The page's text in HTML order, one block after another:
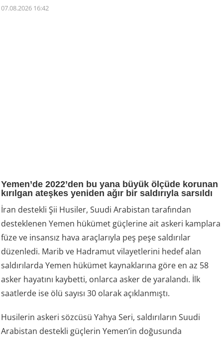
07.08.2026 16:42
Yemen’de 2022’den bu yana büyük ölçüde korunan
kırılgan ateşkes yeniden ağır bir saldırıyla sarsıldı
İran destekli Şii Husiler, Suudi Arabistan tarafından
desteklenen Yemen hükümet güçlerine ait askeri kamplara
füze ve insansız hava araçlarıyla peş peşe saldırılar
düzenledi. Marib ve Hadramut vilayetlerini hedef alan
saldırılarda Yemen hükümet kaynaklarına göre en az 58
asker hayatını kaybetti, onlarca asker de yaralandı. İlk
saatlerde ise ölü sayısı 30 olarak açıklanmıştı.
Husilerin askeri sözcüsü Yahya Seri, saldırıların Suudi
Arabistan destekli güçlerin Yemen’in doğusunda